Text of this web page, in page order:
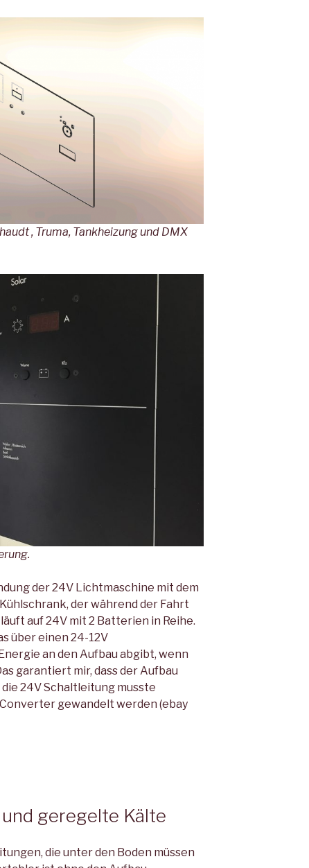
, Truma, Tankheizung und DMX
der 24V Lichtmaschine mit dem
der während der Fahrt
auf 24V mit 2 Batterien in Reihe.
über einen 24-12V
an den Aufbau abgibt, wenn
garantiert mir, dass der Aufbau
24V Schaltleitung musste
gewandelt werden (ebay
geregelte Kälte
die unter den Boden müssen